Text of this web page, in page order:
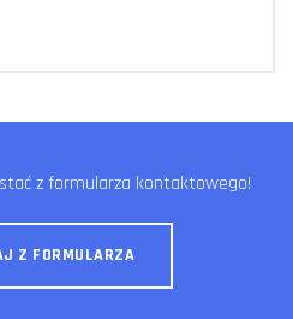
z formularza kontaktowego!
Z FORMULARZA